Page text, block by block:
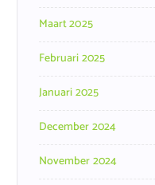
Maart 2025
Februari 2025
Januari 2025
December 2024
November 2024